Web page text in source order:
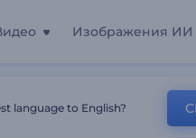
Изображения ИИ
language to English?